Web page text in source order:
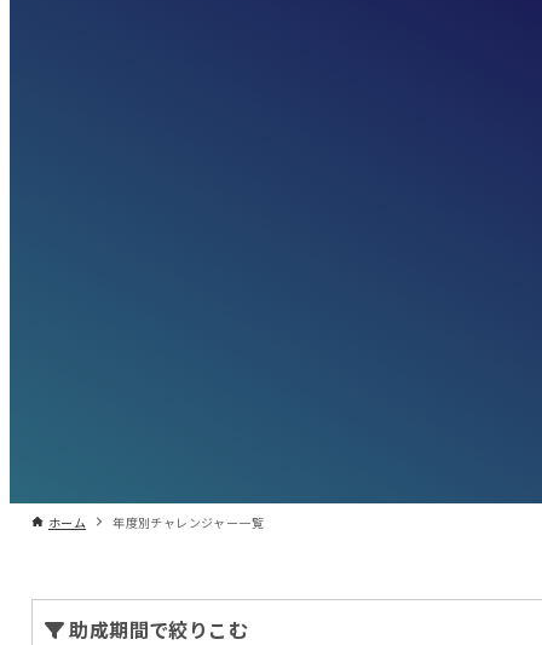
ホーム 年度別チャレンジャー一覧
助成期間で絞りこむ